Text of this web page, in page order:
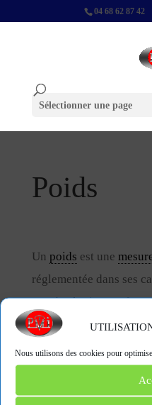
Nous utilisons des cookies pour
04 68 62 87 42
Sélectionner une page
Poids
Un poids est une
réglementée dans ses
et métrologiques :
qualité de surface,
maximale tolérée
« Back to Glossary